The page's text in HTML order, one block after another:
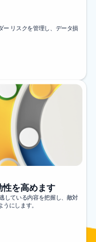
ー リスクを管理し、データ損
を高めます
している内容を把握し、敵対
にします。